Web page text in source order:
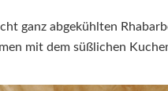
ganz abgekühlten
mit dem süßlichen